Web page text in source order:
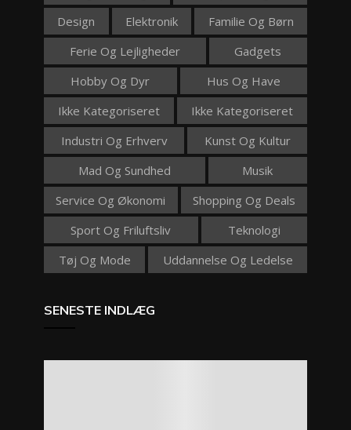
Design
Elektronik
Familie Og Børn
Ferie Og Lejligheder
Gadgets
Hobby Og Dyr
Hus Og Have
Ikke Kategoriseret
Ikke Kategoriseret
Industri Og Erhverv
Kunst Og Kultur
Mad Og Sundhed
Musik
Service Og Økonomi
Shopping Og Deals
Sport Og Friluftsliv
Teknologi
Tøj Og Mode
Uddannelse Og Ledelse
SENESTE INDLÆG